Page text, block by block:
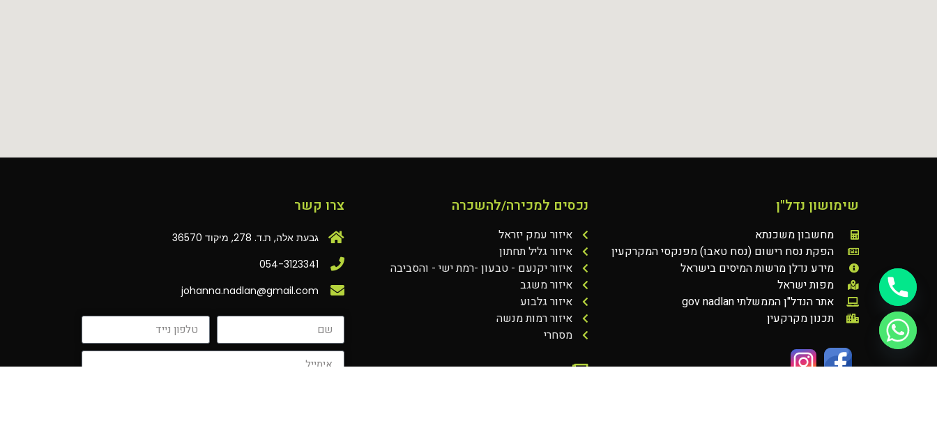
שימושון נדל"ן
מחשבון משכנתא
הפקת נסח רישום (נסח טאבו) מפנקסי המקרקעין
מידע נדלן מרשות המיסים בישראל
מפות ישראל
אתר הנדל"ן הממשלתי gov nadlan
תכנון מקרקעין
נכסים למכירה/להשכרה
איזור עמק יזראל
איזור גליל תחתון
איזור יקנעם - טבעון -רמת ישי - והסביבה
איזור משגב
איזור גלבוע
איזור רמות מנשה
מסחרי
מדיניות הפרטיות
צרו קשר
גבעת אלה, ת.ד. 278, מיקוד 36570
054-3123341
johanna.nadlan@gmail.com‏